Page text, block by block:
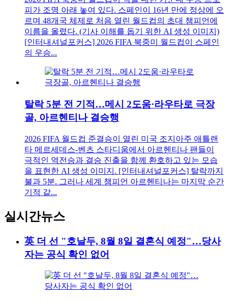
피가 조명 아래 놓여 있다. 스페인이 16년 만에 정상에 오
르며 48개국 체제로 처음 열린 월드컵의 초대 챔피언에
이름을 올렸다. (기사 이해를 돕기 위한 AI 생성 이미지)
[인터내셔널포커스] 2026 FIFA 북중미 월드컵이 스페인
의 우승...
탈락 5분 전 기적…메시 2도움·라우타로 극장
골, 아르헨티나 결승행
2026 FIFA 월드컵 준결승이 열린 미국 조지아주 애틀랜
타 메르세데스-벤츠 스타디움에서 아르헨티나 팬들이
극적인 역전승과 결승 진출을 함께 환호하고 있는 모습
을 표현한 AI 생성 이미지. [인터내셔널포커스] 탈락까지
불과 5분. 그러나 세계 챔피언 아르헨티나는 마지막 순간
기적 같...
실시간뉴스
英 더 선 "호날두, 8월 8일 결혼식 예정"…당사
자는 공식 확인 없어